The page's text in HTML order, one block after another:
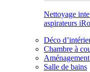
Nettoyage
aspirateurs
Déco
Chambre à
Salle de bains